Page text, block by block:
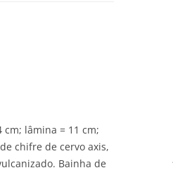
cm; lâmina = 11 cm;
chifre de cervo axis,
Bainha de